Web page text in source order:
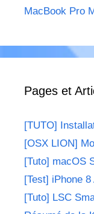
MacBook Pro
Pages et
[TUTO]
[OSX LION]
[Tuto] macOS
[Test] iPhone
[Tuto] LSC